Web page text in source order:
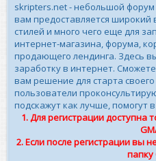
skripters.net - небольшой
вам предоставляется широкий
стилей и много чего еще для
интернет-магазина, форума,
продающего лендинга. Здесь
заработку в интернет.
вам решение для старта
пользователи
подскажут как лучше, помогут
1. Для регистрации доступна
2. Если после регистрации вы